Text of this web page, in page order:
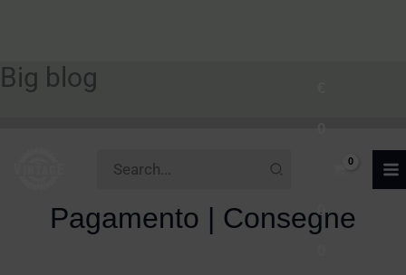
Vai
per:
0
Big blog
Pagamento | Consegne